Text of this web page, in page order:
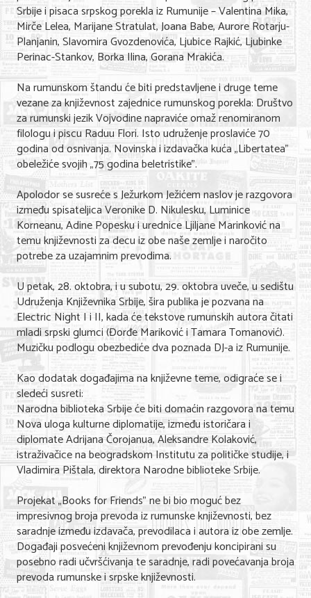
Srbije i pisaca srpskog porekla iz Rumunije – Valentina Mika,
Mirče Lelea, Marijane Stratulat, Joana Babe, Aurore Rotarju-
Planjanin, Slavomira Gvozdenovića, Ljubice Rajkić, Ljubinke
Perinac-Stankov, Borka Ilina, Gorana Mrakića.
Na rumunskom štandu će biti predstavljene i druge teme
vezane za književnost zajednice rumunskog porekla: Društvo
za rumunski jezik Vojvodine napraviće omaž renomiranom
filologu i piscu Raduu Flori. Isto udruženje proslaviće 70
godina od osnivanja. Novinska i izdavačka kuća „Libertatea”
obeležiće svojih „75 godina beletristike”.
Apolodor se susreće s Ježurkom Ježićem naslov je razgovora
između spisateljica Veronike D. Nikulesku, Luminice
Korneanu, Adine Popesku i urednice Ljiljane Marinković na
temu književnosti za decu iz obe naše zemlje i naročito
potrebe za uzajamnim prevodima.
U petak, 28. oktobra, i u subotu, 29. oktobra uveče, u sedištu
Udruženja Književnika Srbije, šira publika je pozvana na
Electric Night I i II, kada će tekstove rumunskih autora čitati
mladi srpski glumci (Đorđe Mariković i Tamara Tomanović).
Muzičku podlogu obezbediće dva poznada DJ-a iz Rumunije.
Kao dodatak događajima na književne teme, odigraće se i
sledeći susreti:
Narodna biblioteka Srbije će biti domaćin razgovora na temu
Nova uloga kulturne diplomatije, između istoričara i
diplomate Adrijana Čorojanua, Aleksandre Kolaković,
istraživačice na beogradskom Institutu za političke studije, i
Vladimira Pištala, direktora Narodne biblioteke Srbije.
Projekat „Books for Friends” ne bi bio moguć bez
impresivnog broja prevoda iz rumunske književnosti, bez
saradnje između izdavača, prevodilaca i autora iz obe zemlje.
Događaji posvećeni književnom prevođenju koncipirani su
posebno radi učvršćivanja te saradnje, radi povećavanja broja
prevoda rumunske i srpske književnosti.